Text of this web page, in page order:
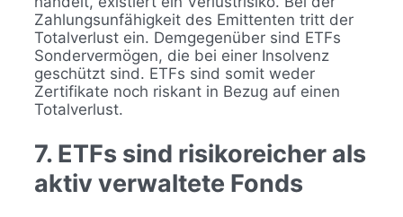
Zahlungsunfähigkeit des Emittenten tritt der
Totalverlust ein. Demgegenüber sind ETFs
Sondervermögen, die bei einer Insolvenz
geschützt sind. ETFs sind somit weder
Zertifikate noch riskant in Bezug auf einen
Totalverlust.
7. ETFs sind risikoreicher als
aktiv verwaltete Fonds